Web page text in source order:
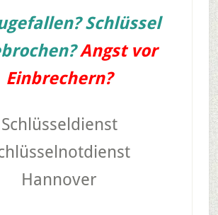
Schlüssel
Angst vor
Einbrechern?
Schlüsseldienst
Hannover